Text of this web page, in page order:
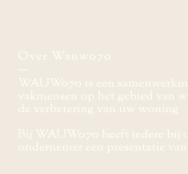
Over Wauw070
WAUW070 is een
vakmensen op het gebied van
de verbetering van uw woning
Bij WAUW070 heeft iedere bij
ondernemer een presentatie